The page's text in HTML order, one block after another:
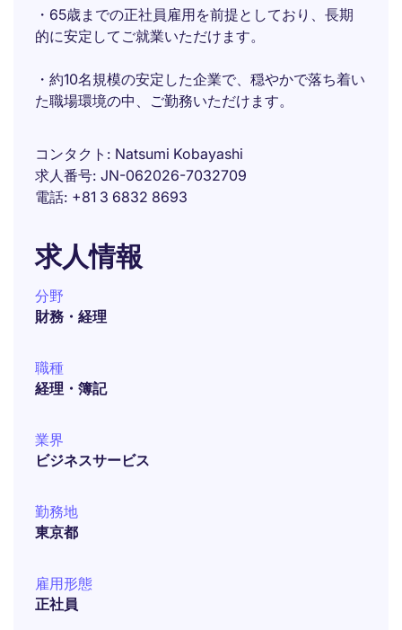
・65歳までの正社員雇用を前提としており、長期
的に安定してご就業いただけます。
・約10名規模の安定した企業で、穏やかで落ち着い
た職場環境の中、ご勤務いただけます。
コンタクト
Natsumi Kobayashi
求人番号 JN-062026-7032709
電話 +81 3 6832 8693
求人情報
分野
財務・経理
職種
経理・簿記
業界
ビジネスサービス
勤務地
東京都
雇用形態
正社員